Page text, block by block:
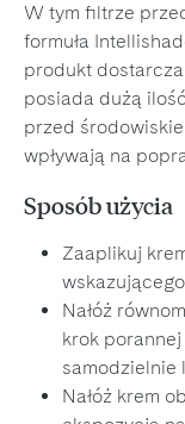
W tym filtrze
formuła
produkt
posiada dużą
przed
wpływają na
Sposób użycia
Zaaplikuj
Nałóż
krok
samodzielnie
Nałóż krem